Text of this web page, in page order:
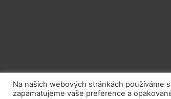
Na našich webových stránkách používáme
zapamatujeme vaše preference a